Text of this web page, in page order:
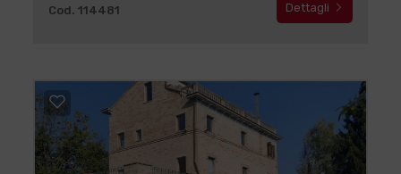
Cod. 114481 Dettagli